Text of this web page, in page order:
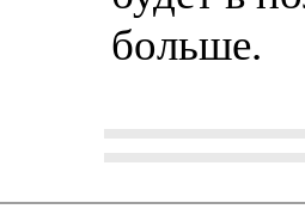
больше.